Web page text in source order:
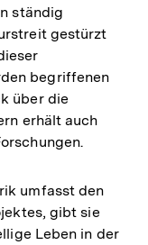
ständig
gestürzt
begriffenen
über die
erhält auch
umfasst den
gibt sie
Leben in der